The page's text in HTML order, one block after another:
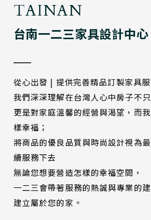
TAINAN
台南一二三家具設計中心
從心出發 | 提供完善精品訂製家具
我們深深理解在台灣人心中房子不
更是對家庭溫馨的經營與渴望，而
樣幸福；
將商品的優良品質與時尚設計視為
續服務下去
無論您想要營造怎樣的幸福空間，
一二三會帶著服務的熱誠與專業的
建立屬於您的家。